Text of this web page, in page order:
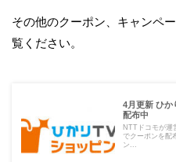
その他のクーポン、キャンペ
覧ください。
4月更新 ひか
配布中
NTTドコモが運
でクーポンを配
ン...